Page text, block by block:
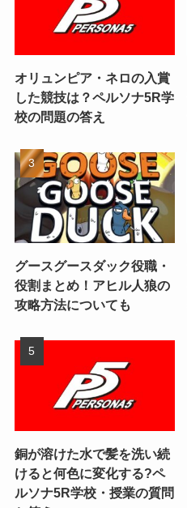
オリュンピア・ネロの入賞
した競技は？ペルソナ5R学
校の問題の答え
グースグースダック役職・
役割まとめ！アヒル人狼の
攻略方法についても
銅が溶けた水で髪を洗い続
けると何色に変化する?ペ
ルソナ5R学校・授業の質問